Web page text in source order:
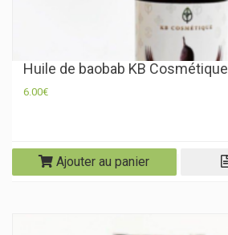
Huile de baobab KB Cosmétique
6.00€
Ajouter au panier